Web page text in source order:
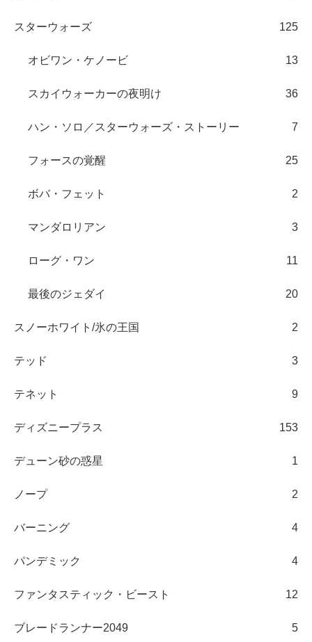
スターウォーズ 125
オビワン・ケノービ 13
スカイウォーカーの夜明け 36
ハン・ソロ／スターウォーズ・ストーリー 7
フォースの覚醒 25
ボバ・フェット 2
マンダロリアン 3
ローグ・ワン 11
最後のジェダイ 20
スノーホワイト/氷の王国 2
テッド 3
テネット 9
ディズニープラス 153
デューン砂の惑星 1
ノープ 2
バーニング 4
パンデミック 4
ファンタスティック・ビースト 12
ブレードランナー2049 5